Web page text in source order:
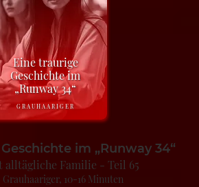
Eine traurige
Geschichte im
„Runway 34“
GRAUHAARIGER
im „Runway 34“
alltägliche Familie - Teil 65
Grauhaariger 10-16 Minuten